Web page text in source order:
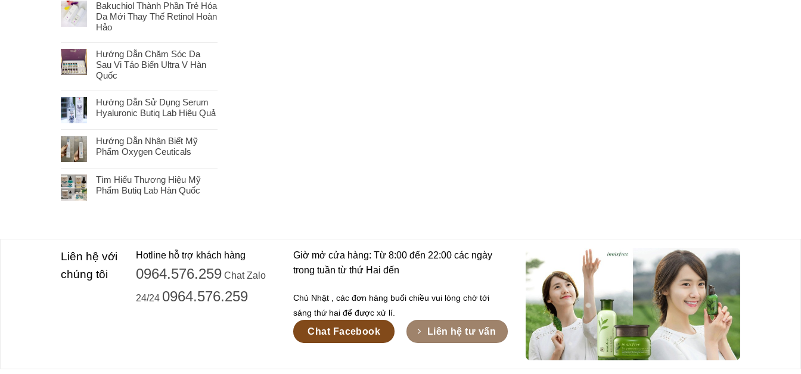
Bakuchiol Thành Phần Trẻ Hóa
Da Mới Thay Thế Retinol Hoàn
Hảo
Hướng Dẫn Chăm Sóc Da
Sau Vi Tảo Biển Ultra V Hàn
Quốc
Hướng Dẫn Sử Dụng Serum
Hyaluronic Butiq Lab Hiệu Quả
Hướng Dẫn Nhận Biết Mỹ
Phẩm Oxygen Ceuticals
Tìm Hiểu Thương Hiệu Mỹ
Phẩm Butiq Lab Hàn Quốc
Liên hệ với
chúng tôi
Hotline hỗ trợ khách hàng
0964.576.259 Chat Zalo
24/24 0964.576.259
Giờ mở cửa hàng: Từ 8:00 đến 22:00 các ngày
trong tuần từ thứ Hai đến
Chủ Nhật , các đơn hàng buổi chiều vui lòng chờ tới
sáng thứ hai để được xử lí.
Chat Facebook Liên hệ tư vấn